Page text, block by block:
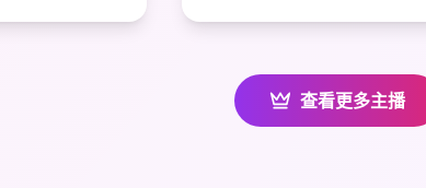
查看更多主播